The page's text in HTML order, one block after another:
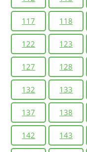
117 118
122 123
127 128
132 133
137 138
142 143